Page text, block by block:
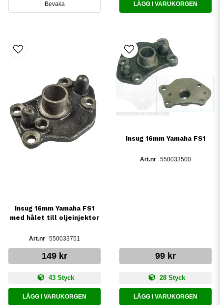
Bevaka LÄGG I VARUKORGEN
Insug 16mm Yamaha FS1
med hålet till oljeinjektor
550033751
149 kr
43 Styck
LÄGG I VARUKORGEN
Insug 16mm Yamaha FS1
550033500
99 kr
28 Styck
LÄGG I VARUKORGEN